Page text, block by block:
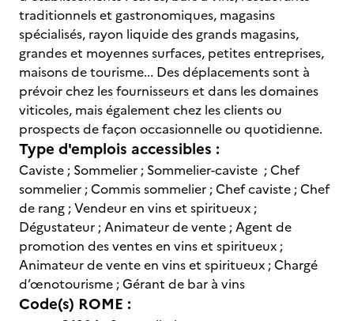
traditionnels et gastronomiques, magasins
spécialisés, rayon liquide des grands magasins,
grandes et moyennes surfaces, petites entreprises,
maisons de tourisme... Des déplacements sont à
prévoir chez les fournisseurs et dans les domaines
viticoles, mais également chez les clients ou
prospects de façon occasionnelle ou quotidienne.
Type d'emplois accessibles :
Caviste ; Sommelier ; Sommelier-caviste ; Chef
sommelier ; Commis sommelier ; Chef caviste ; Chef
de rang ; Vendeur en vins et spiritueux ;
Dégustateur ; Animateur de vente ; Agent de
promotion des ventes en vins et spiritueux ;
Animateur de vente en vins et spiritueux ; Chargé
d’œnotourisme ; Gérant de bar à vins
Code(s) ROME :